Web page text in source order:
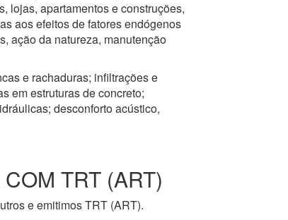
lojas, apartamentos e construções,
aos efeitos de fatores endógenos
ação da natureza, manutenção
e rachaduras; infiltrações e
em estruturas de concreto;
desconforto acústico,
TRT (ART)
e emitimos TRT (ART).